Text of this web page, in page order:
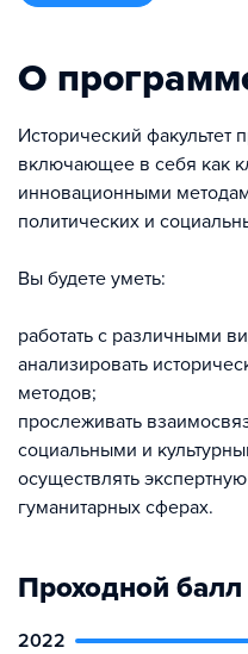
О
Исторический факультет
включающее в себя как
инновационными
политических и
Вы будете уметь:
работать с различными
анализировать
методов;
прослеживать
социальными и
осуществлять
гуманитарных сферах.
Проходной
2022